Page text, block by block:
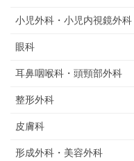
小児外科・小児内視鏡外科
眼科
耳鼻咽喉科・頭頸部外科
整形外科
皮膚科
形成外科・美容外科